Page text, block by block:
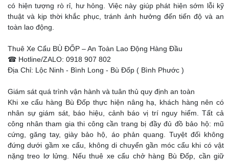
có hiện tượng rò rỉ, hư hỏng. Việc này giúp phát hiện sớm lỗi kỹ
thuật và kịp thời khắc phục, tránh ảnh hưởng đến tiến độ và an
toàn lao động.
Thuê Xe Cẩu BÙ ĐỐP – An Toàn Lao Động Hàng Đầu
☎ Hotline/ZALO: 0918 907 802
Địa Chỉ: Lộc Ninh - Bình Long - Bù Đốp ( Bình Phước )
Giám sát quá trình vận hành và tuân thủ quy định an toàn
Khi xe cẩu hàng Bù Đốp thực hiện nâng hạ, khách hàng nên có
nhân sự giám sát, báo hiệu, cảnh báo vị trí nguy hiểm. Tất cả
công nhân tham gia thi công cần trang bị đầy đủ đồ bảo hộ: mũ
cứng, găng tay, giày bảo hộ, áo phản quang. Tuyệt đối không
đứng dưới gầm xe cẩu, không di chuyển gần móc cẩu khi có vật
nặng treo lơ lửng. Nếu thuê xe cẩu chở hàng Bù Đốp, cần giữ